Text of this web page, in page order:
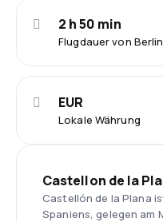
Flugdauer von Berlin
2 h 50 min
Lokale Währung
EUR
Castellon de la
Castellón de la Plana
Spaniens, gelegen am